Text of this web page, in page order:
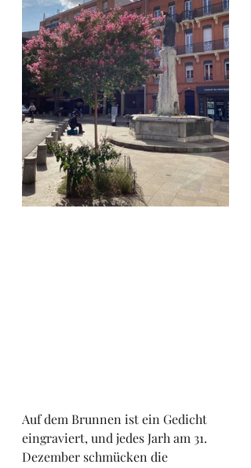
Auf dem Brunnen ist ein Gedicht
eingraviert, und jedes Jarh am 31.
Dezember schmücken die